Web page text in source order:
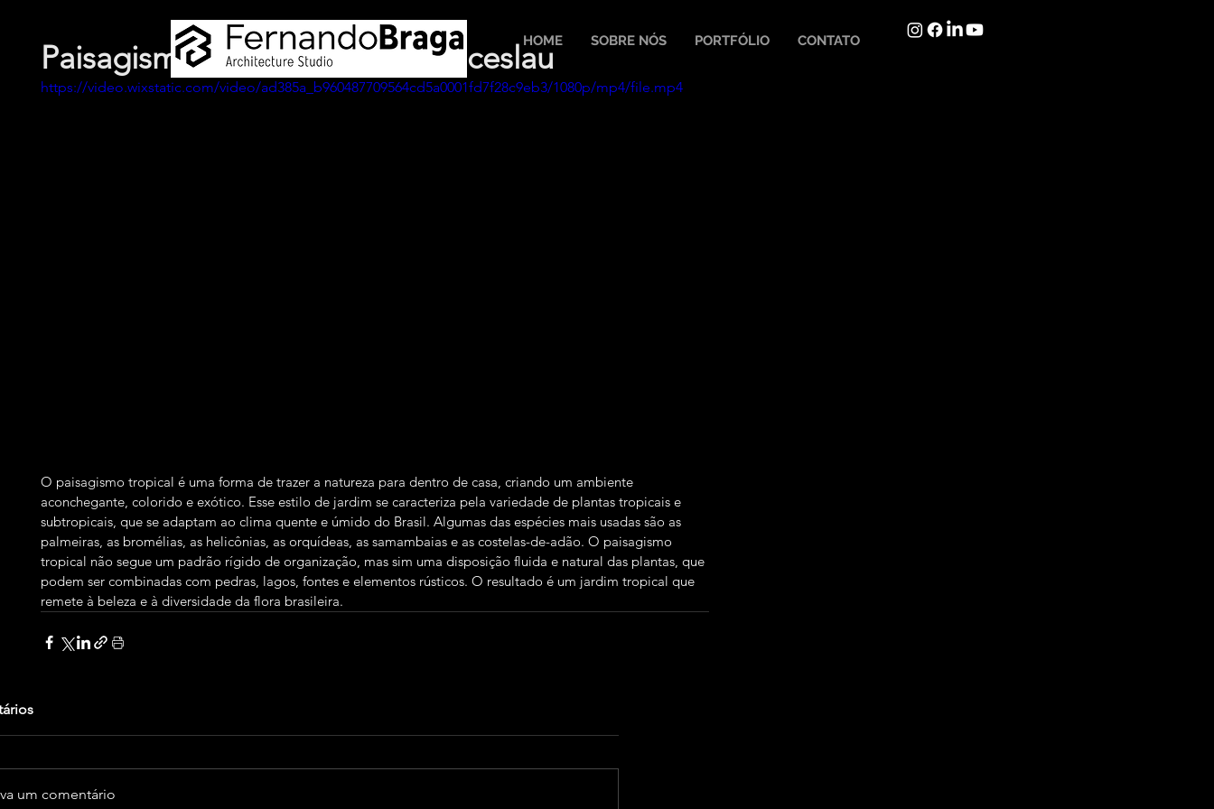
HOME SOBRE NÓS PORTFÓLIO CONTATO
Paisagismo Arantes - Pres. Venceslau
https://video.wixstatic.com/video/ad385a_b960487709564cd5a0001fd7f28c9eb3/1080p/mp4/file.mp4
O paisagismo tropical é uma forma de trazer a natureza para dentro de casa, criando um ambiente
aconchegante, colorido e exótico. Esse estilo de jardim se caracteriza pela variedade de plantas tropicais e
subtropicais, que se adaptam ao clima quente e úmido do Brasil. Algumas das espécies mais usadas são as
palmeiras, as bromélias, as helicônias, as orquídeas, as samambaias e as costelas-de-adão. O paisagismo
tropical não segue um padrão rígido de organização, mas sim uma disposição fluida e natural das plantas, que
podem ser combinadas com pedras, lagos, fontes e elementos rústicos. O resultado é um jardim tropical que
remete à beleza e à diversidade da flora brasileira.
um comentário